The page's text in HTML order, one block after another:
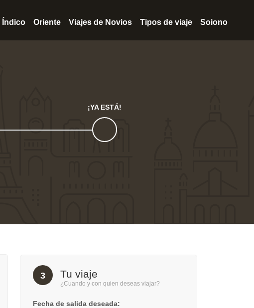
¡YA ESTÁ!
3 Tu viaje
¿Cuando y con quien deseas viajar?
Fecha de salida deseada:
Índico Oriente Viajes de Novios Tipos de viaje Soiono